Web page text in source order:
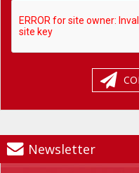
Newsletter